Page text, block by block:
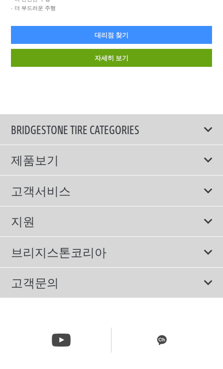
더 부드러운 주행
대리점 찾기
자세히 보기
BRIDGESTONE TIRE CATEGORIES
제품보기
모두
스포츠 타이어
컴포트 타이어
친환경 타이어
SUV/RV 타이어
겨울용 타이어
고객서비스
보증서비스
에너지소비효율등급제도
지원
이용약관
개인정보처리방침
브리지스톤코리아
회사소개
올림픽활동
뉴스릴리즈
고객문의
주문&배송 문의 070-4398-2824